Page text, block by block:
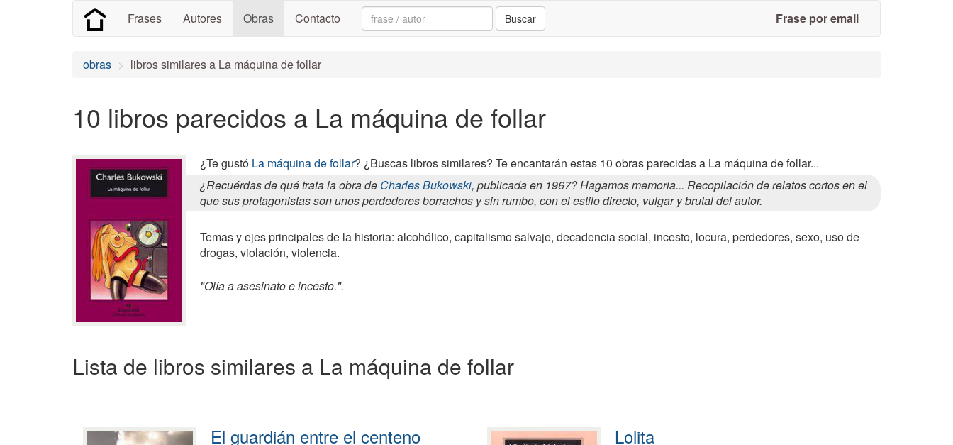
Frases Autores Obras Contacto Search: Buscar Frase por email
obras libros similares a La máquina de follar
10 libros parecidos a La máquina de follar
¿Te gustó La máquina de follar? ¿Buscas libros similares? Te encantarán estas 10 obras parecidas a La máquina de follar...
¿Recuérdas de qué trata la obra de Charles Bukowski, publicada en 1967? Hagamos memoria... Recopilación de relatos cortos en el
que sus protagonistas son unos perdedores borrachos y sin rumbo, con el estilo directo, vulgar y brutal del autor.
Temas y ejes principales de la historia: alcohólico, capitalismo salvaje, decadencia social, incesto, locura, perdedores, sexo, uso de
drogas, violación, violencia.
"Olía a asesinato e incesto.".
Lista de libros similares a La máquina de follar
El guardián entre el centeno Lolita